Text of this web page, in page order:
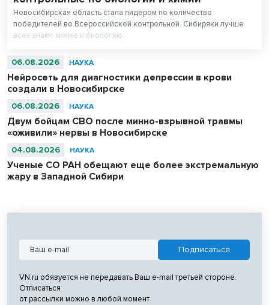
Новосибирская область стала лидером по количество
победителей во Всероссийской контрольной. Сибиряки лучше
всех знают химию и биологию.
06.08.2026 НАУКА
Нейросеть для диагностики депрессии в крови
создали в Новосибирске
06.08.2026 НАУКА
Двум бойцам СВО после минно-взрывной травмы
«оживили» нервы в Новосибирске
04.08.2026 НАУКА
Ученые СО РАН обещают еще более экстремальную
жару в Западной Сибири
VN.ru обязуется не передавать Ваш e-mail третьей стороне.
Отписаться
от рассылки можно в любой момент